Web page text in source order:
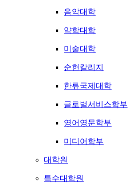
음악대학
약학대학
미술대학
순헌칼리지
한류국제대학
글로벌서비스학부
영어영문학부
미디어학부
대학원
특수대학원